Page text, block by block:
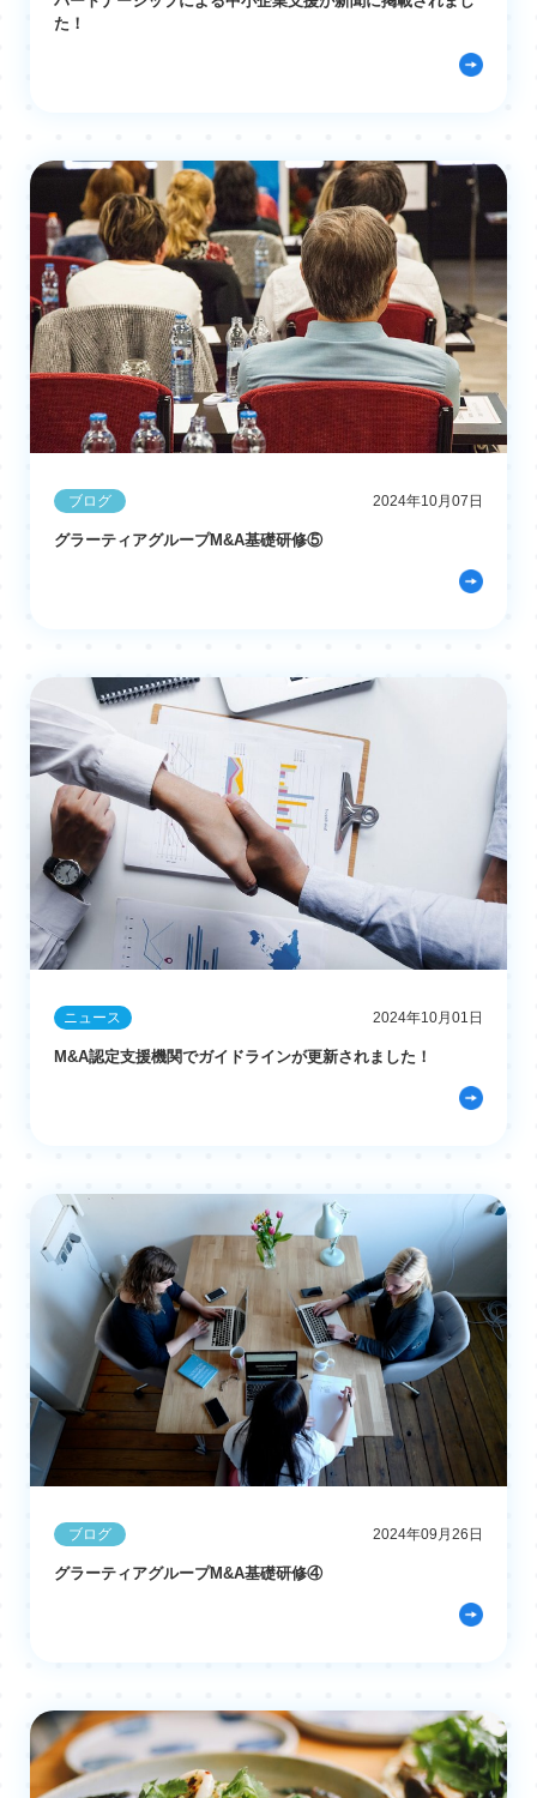
た！
ブログ 2024年10月07日
グラーティアグループM&A基礎研修⑤
ニュース 2024年10月01日
M&A認定支援機関でガイドラインが更新されました！
ブログ 2024年09月26日
グラーティアグループM&A基礎研修④